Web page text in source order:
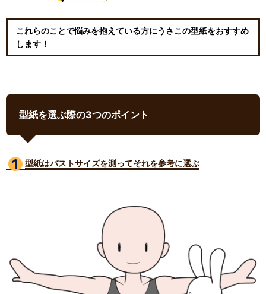
これらのことで悩みを抱えている方にうさこの型紙をおすすめ
します！
型紙を選ぶ際の3つのポイント
型紙はバストサイズを測ってそれを参考に選ぶ